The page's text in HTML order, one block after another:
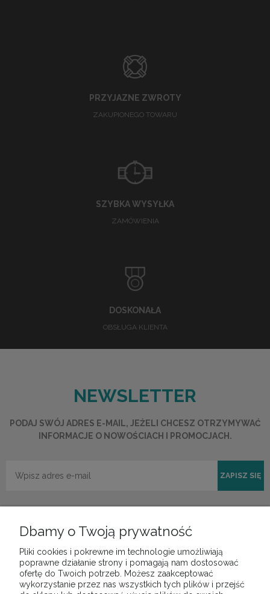
PRZYJAZNE ZWROTY
ZAKUPIONEGO TOWARU
SZYBKA WYSYŁKA
ZAMÓWIENIA
DOSKONAŁA
OBSŁUGA KLIENTA
NEWSLETTER
PODAJ SWÓJ ADRES E-MAIL, JEŻELI CHCESZ OTRZYMYWAĆ
INFORMACJE O NOWOŚCIACH I PROMOCJACH.
ZAPISZ SIĘ
POMOC
Dbamy o Twoją prywatność
Pliki cookies i pokrewne im technologie umożliwiają
poprawne działanie strony i pomagają nam dostosować
ofertę do Twoich potrzeb. Możesz zaakceptować
wykorzystanie przez nas wszystkich tych plików i przejść